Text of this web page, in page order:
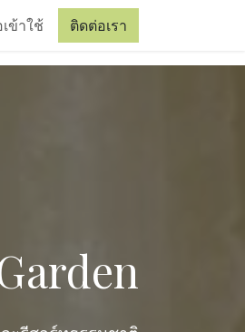
ข้าใช้ ติดต่อเรา